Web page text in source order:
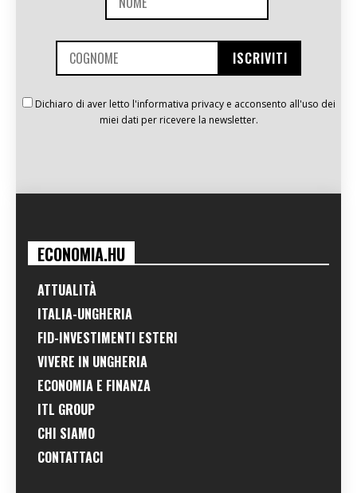
Dichiaro di aver letto l'informativa privacy e acconsento all'uso dei
miei dati per ricevere la newsletter.
ECONOMIA.HU
ATTUALITÀ
ITALIA-UNGHERIA
FID-INVESTIMENTI ESTERI
VIVERE IN UNGHERIA
ECONOMIA E FINANZA
ITL GROUP
CHI SIAMO
CONTATTACI